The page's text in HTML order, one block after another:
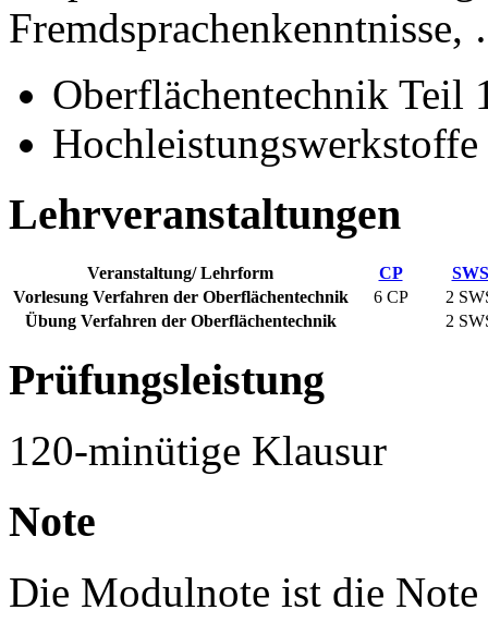
Oberflächentechnik Teil
Hochleistungswerkstoffe
Lehrveranstaltungen
Veranstaltung/ Lehrform CP
SWS
Vorlesung Verfahren der Oberflächentechnik
6 CP 2
Übung Verfahren der Oberflächentechnik
2
Prüfungsleistung
120-minütige Klausur
Note
Die Modulnote ist die Note